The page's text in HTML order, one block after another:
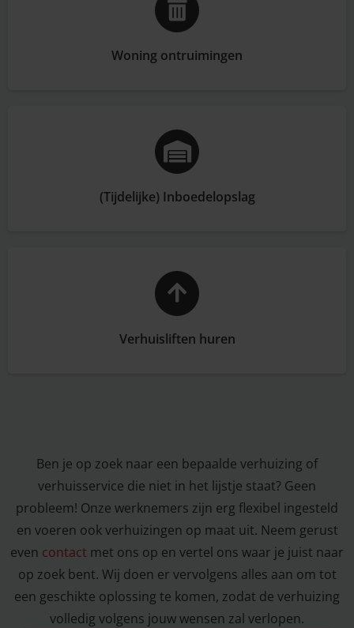
Woning ontruimingen
(Tijdelijke) Inboedelopslag
Verhuisliften huren
Ben je op zoek naar een bepaalde verhuizing of
verhuisservice die niet in het lijstje staat? Geen
probleem! Onze werknemers zijn erg flexibel ingesteld
en voeren ook verhuizingen op maat uit. Neem gerust
even contact met ons op en vertel ons waar je juist naar
op zoek bent. Wij doen er vervolgens alles aan om tot
een geschikte oplossing te komen, zodat de verhuizing
volledig volgens jouw wensen zal verlopen.